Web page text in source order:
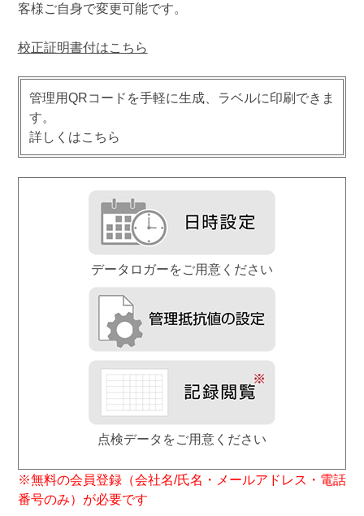
客様ご自身で変更可能です。
校正証明書付はこちら
管理用QRコードを手軽に生成、ラベルに印刷できま
す。
詳しくはこちら
データロガーをご用意ください
点検データをご用意ください
※無料の会員登録（会社名/氏名・メールアドレス・電話
番号のみ）が必要です